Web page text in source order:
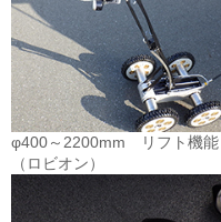
φ400～2200mm リフト機能
（ロビオン）